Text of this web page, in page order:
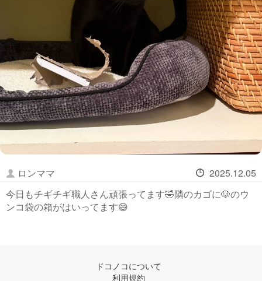
ロンママ
2025.12.05
今日もチギチギ職人さん頑張ってます🤣隣のカゴに🐶のウ
ンコ袋の箱がはいってます😅
ドコノコについて
利用規約